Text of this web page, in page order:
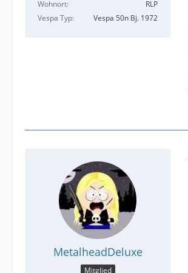
Wohnort
RLP
Vespa Typ
Vespa 50n Bj. 1972
MetalheadDeluxe
Mitglied